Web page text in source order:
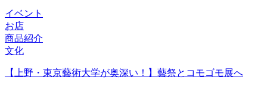
イベント
お店
商品紹介
文化
【上野・東京藝術大学が奥深い！】藝祭とコモゴモ展へ